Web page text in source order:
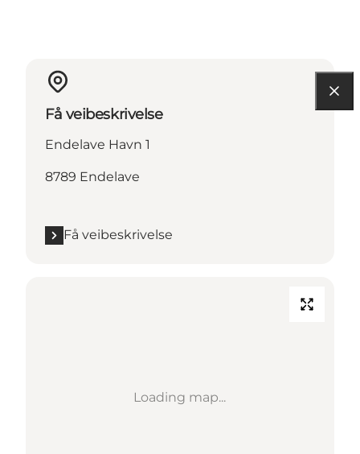
Få veibeskrivelse
Endelave Havn 1
8789 Endelave
Få veibeskrivelse
Loading map...